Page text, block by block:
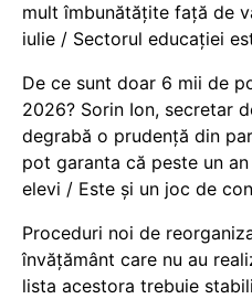
mult îmbunătățite față de
iulie / Sectorul educației
De ce sunt doar 6 mii de
2026? Sorin Ion, secretar
degrabă o prudență din
pot garanta că peste un
elevi / Este și un joc de
Proceduri noi de
învățământ care nu au
lista acestora trebuie